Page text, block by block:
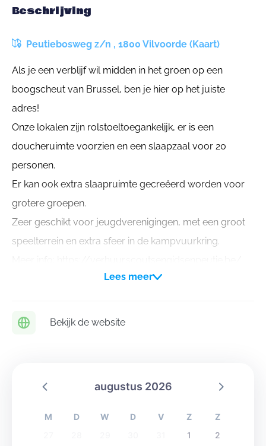
Beschrijving
Peutiebosweg z/n , 1800 Vilvoorde (Kaart)
Als je een verblijf wil midden in het groen op een
boogscheut van Brussel, ben je hier op het juiste
adres!
Onze lokalen zijn rolstoeltoegankelijk, er is een
doucheruimte voorzien en een slaapzaal voor 20
personen.
Er kan ook extra slaapruimte gecreëerd worden voor
grotere groepen.
Zeer geschikt voor jeugdverenigingen, met een groot
speelterrein en extra sfeer in de kampvuurkring.
Lees meer
Bekijk de website
augustus 2026
M D W D V Z
Z
1
2